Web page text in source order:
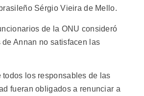
Sérgio Vieira de Mello.
de la ONU consideró
Annan no satisfacen las
todos los responsables de las
fueran obligados a renunciar a